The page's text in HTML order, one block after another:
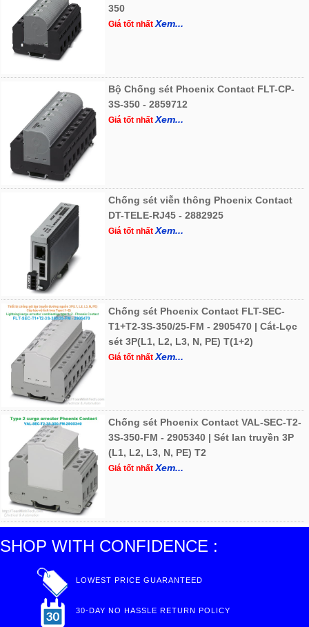
350
Giá tốt nhấtXem...
Bộ Chống sét Phoenix Contact FLT-CP-
3S-350 - 2859712
Giá tốt nhấtXem...
Chống sét viễn thông Phoenix Contact
DT-TELE-RJ45 - 2882925
Giá tốt nhấtXem...
Chống sét Phoenix Contact FLT-SEC-
T1+T2-3S-350/25-FM - 2905470 | Cắt-Lọc
sét 3P(L1, L2, L3, N, PE) T(1+2)
Giá tốt nhấtXem...
Chống sét Phoenix Contact VAL-SEC-T2-
3S-350-FM - 2905340 | Sét lan truyền 3P
(L1, L2, L3, N, PE) T2
Giá tốt nhấtXem...
SHOP WITH CONFIDENCE :
LOWEST PRICE GUARANTEED
30-DAY NO HASSLE RETURN POLICY